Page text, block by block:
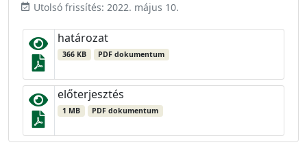
event_available Utolsó frissítés: 2022. május 10.
határozat
366 KB PDF dokumentum
előterjesztés
1 MB PDF dokumentum